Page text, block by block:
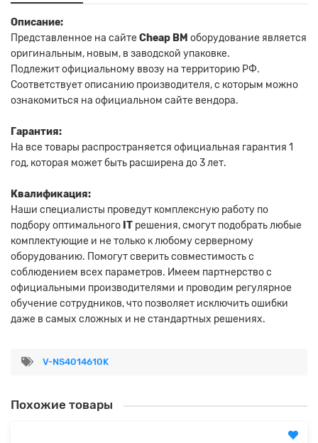
Описание:
Представленное на сайтеCheap BM оборудование является
оригинальным, новым, в заводской упаковке.
Подлежит официальному ввозу на территорию РФ.
Соответствует описанию производителя, с которым можно
ознакомиться на официальном сайте вендора.
Гарантия:
На все товары распространяется официальная гарантия 1
год, которая может быть расширена до 3 лет.
Квалификация:
Наши специалисты проведут комплексную работу по
подбору оптимального IT решения, смогут подобрать любые
комплектующие и не только к любому серверному
оборудованию. Помогут сверить совместимость с
соблюдением всех параметров. Имеем партнерство с
официальными производителями и проводим регулярное
обучение сотрудников, что позволяет исключить ошибки
даже в самых сложных и не стандартных решениях.
V-NS4014610K
Похожие товары